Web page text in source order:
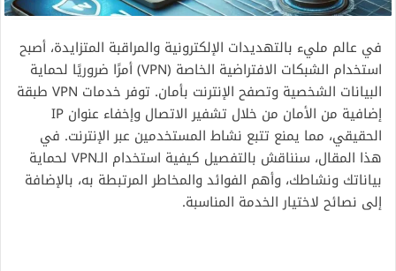
في عالم مليء بالتهديدات الإلكترونية والمراقبة المتزايدة، أصبح
استخدام الشبكات الافتراضية الخاصة (VPN) أمرًا ضروريًا لحماية
البيانات الشخصية وتصفح الإنترنت بأمان. توفر خدمات VPN طبقة
إضافية من الأمان من خلال تشفير الاتصال وإخفاء عنوان IP
الحقيقي، مما يمنع تتبع نشاط المستخدمين عبر الإنترنت. في
هذا المقال، سنناقش بالتفصيل كيفية استخدام الـVPN لحماية
بياناتك ونشاطك، وأهم الفوائد والمخاطر المرتبطة به، بالإضافة
إلى نصائح لاختيار الخدمة المناسبة.